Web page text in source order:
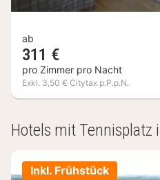
ab
311 €
pro Zimmer pro Nacht
Exkl. 3,50 € Citytax p.P.p.N.
Hotels)
Hotels mit Tennisplatz
Inkl. Frühstück